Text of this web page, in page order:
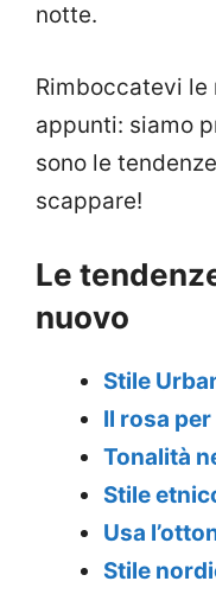
notte.
Rimboccatevi le
appunti: siamo
sono le
scappare!
Le
nuovo
Stile
Il rosa
Tonalità
Stile
Usa
Stile